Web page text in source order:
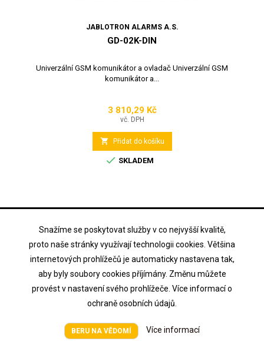
Snažíme se poskytovat služby v co nejvyšší kvalitě,
proto naše stránky využívají technologii cookies. Většina
internetových prohlížečů je automaticky nastavena tak,
aby byly soubory cookies příjímány. Změnu můžete
provést v nastavení svého prohlížeče. Více informací o
ochraně osobních údajů.
BERU NA VĚDOMÍ Více informací
JABLOTRON ALARMS A.S.
GD-02K-DIN
Univerzální GSM komunikátor a ovladač Univerzální GSM
komunikátor a...
Cena
3 810,29 Kč
vč. DPH
 Přidat do košíku
 SKLADEM